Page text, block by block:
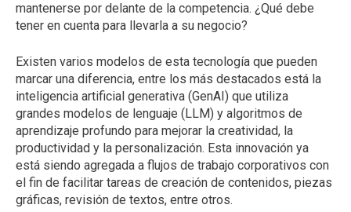
mantenerse por delante de la competencia. ¿Qué debe
tener en cuenta para llevarla a su negocio?
Existen varios modelos de esta tecnología que pueden
marcar una diferencia, entre los más destacados está la
inteligencia artificial generativa (GenAI) que utiliza
grandes modelos de lenguaje (LLM) y algoritmos de
aprendizaje profundo para mejorar la creatividad, la
productividad y la personalización. Esta innovación ya
está siendo agregada a flujos de trabajo corporativos con
el fin de facilitar tareas de creación de contenidos, piezas
gráficas, revisión de textos, entre otros.